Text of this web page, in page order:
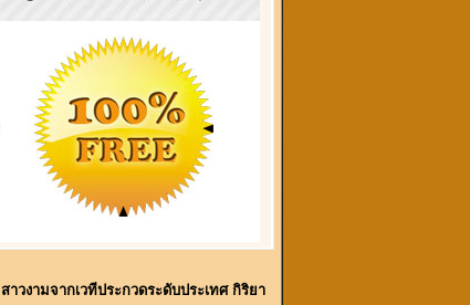
วงามจากเวทีประกวดระดับประเทศ กิริยา